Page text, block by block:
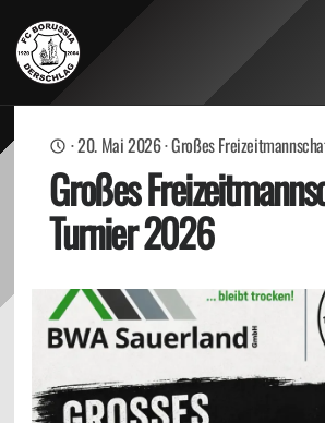
·20. Mai 2026·Großes
Großes
Turnier 2026